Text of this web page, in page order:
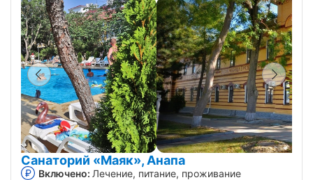
Санаторий «Маяк», Анапа
Включено: Лечение, питание, проживание